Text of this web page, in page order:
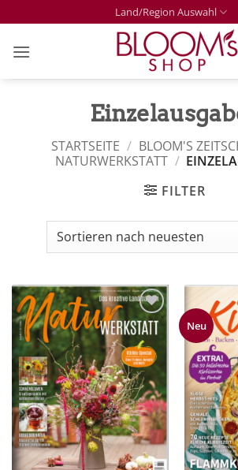
Inhalt
springen
Land/Region Auswahl
STARTSEITE / BLOOM'S
NATURWERKSTATT /
FILTER
Zur
Merkliste
hinzufügen
Neu